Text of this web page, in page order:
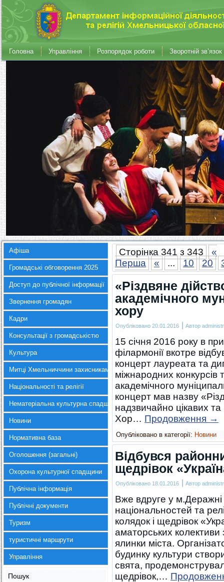
Головна Управління Розпорядок роботи Зворотній зв’язок
Афіша
Громадські обговорення 2025
Доступ до публічної інформації
Звернення громадян
Кадри
Консультації з громадськістю
Культура
Митці Хмельниччини захисникам України
Національності та релігії
Нематеріальна культурна спадщина
Новини
Нормативна база
Оголошення (загальні)
Охорона культурної спадщини
Публічна інформація
Публічні документи
Туризм
туристичні маршрути
Управління
Пошук
Сторінка 341 з 343
«
Перша
« ... 10 20
«Різдвяне
академічного
хору
Опубліковано 20.01.2016 | Автор
15 січня 2016 року в
філармонії вкотре
концерт лауреата та
міжнародних
академічного
концерт мав назву
надзвичайно цікавих та
Хор… Продовження →
Опубліковано в категорії: Новини
Відбувся
щедрівок
Опубліковано 18.01.2016 | Автор
Вже вдруге у м.Деражні
національностей та
колядок і щедрівок
аматорських колективи
ялинки міста.
будинку культури
свята,
щедрівок,…